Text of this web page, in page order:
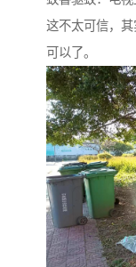
这不太可信，其
可以了。